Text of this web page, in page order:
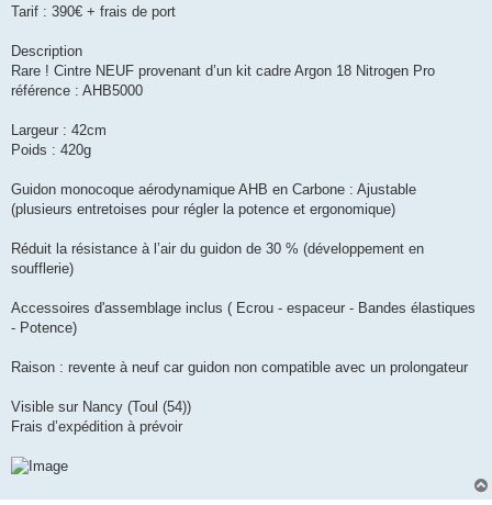
s
g
n
o
u
Tarif : 390€ + frais de port
Description
Rare ! Cintre NEUF provenant d’un kit cadre Argon 18 Nitrogen Pro
référence : AHB5000
Largeur : 42cm
Poids : 420g
Guidon monocoque aérodynamique AHB en Carbone : Ajustable
(plusieurs entretoises pour régler la potence et ergonomique)
Réduit la résistance à l’air du guidon de 30 % (développement en
soufflerie)
Accessoires d'assemblage inclus ( Ecrou - espaceur - Bandes élastiques
- Potence)
Raison : revente à neuf car guidon non compatible avec un prolongateur
Visible sur Nancy (Toul (54))
Frais d’expédition à prévoir